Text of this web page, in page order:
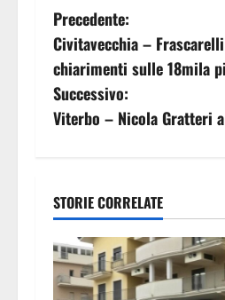
N
a
v
i
a
z
i
Precedente:
Civitavecchia –
chiarimenti sulle 18mila
Successivo:
Viterbo – Nicola Gratteri
STORIE CORRELATE